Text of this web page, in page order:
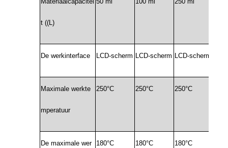
t ((L)
De werkinterface LCD-scherm LCD-scherm LCD-scherm
Maximale werkte
mperatuur
250°C 250°C 250°C
De maximale wer 180°C 180°C 180°C